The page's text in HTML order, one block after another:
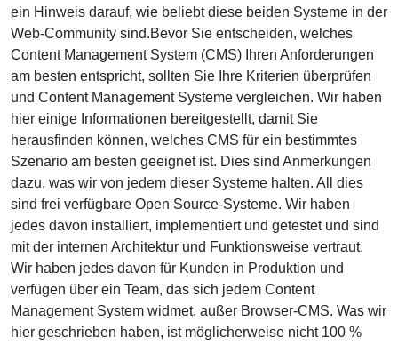
ein Hinweis darauf, wie beliebt diese beiden Systeme in der
Web-Community sind.Bevor Sie entscheiden, welches
Content Management System (CMS) Ihren Anforderungen
am besten entspricht, sollten Sie Ihre Kriterien überprüfen
und Content Management Systeme vergleichen. Wir haben
hier einige Informationen bereitgestellt, damit Sie
herausfinden können, welches CMS für ein bestimmtes
Szenario am besten geeignet ist. Dies sind Anmerkungen
dazu, was wir von jedem dieser Systeme halten. All dies
sind frei verfügbare Open Source-Systeme. Wir haben
jedes davon installiert, implementiert und getestet und sind
mit der internen Architektur und Funktionsweise vertraut.
Wir haben jedes davon für Kunden in Produktion und
verfügen über ein Team, das sich jedem Content
Management System widmet, außer Browser-CMS. Was wir
hier geschrieben haben, ist möglicherweise nicht 100 %